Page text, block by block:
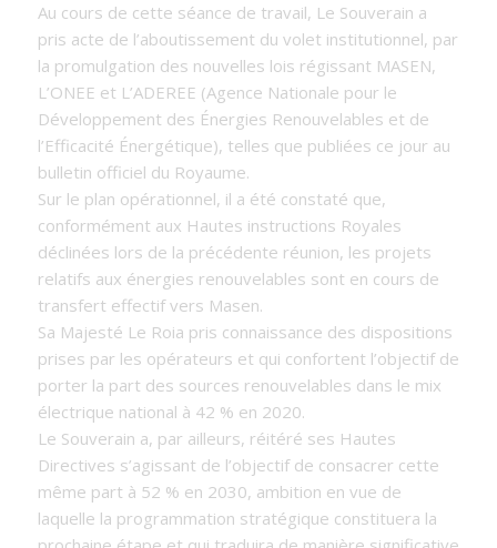
Au cours de cette séance de travail, Le Souverain a
pris acte de l’aboutissement du volet institutionnel, par
la promulgation des nouvelles lois régissant MASEN,
L’ONEE et L’ADEREE (Agence Nationale pour le
Développement des Énergies Renouvelables et de
l’Efficacité Énergétique), telles que publiées ce jour au
bulletin officiel du Royaume.
Sur le plan opérationnel, il a été constaté que,
conformément aux Hautes instructions Royales
déclinées lors de la précédente réunion, les projets
relatifs aux énergies renouvelables sont en cours de
transfert effectif vers Masen.
Sa Majesté Le Roia pris connaissance des dispositions
prises par les opérateurs et qui confortent l’objectif de
porter la part des sources renouvelables dans le mix
électrique national à 42 % en 2020.
Le Souverain a, par ailleurs, réitéré ses Hautes
Directives s’agissant de l’objectif de consacrer cette
même part à 52 % en 2030, ambition en vue de
laquelle la programmation stratégique constituera la